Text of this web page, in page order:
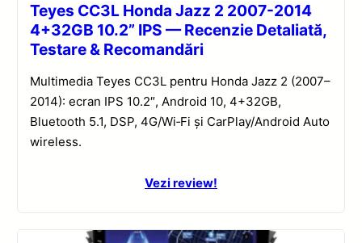
Teyes CC3L Honda Jazz 2 2007-2014
4+32GB 10.2” IPS — Recenzie Detaliată,
Testare & Recomandări
Multimedia Teyes CC3L pentru Honda Jazz 2 (2007–
2014): ecran IPS 10.2″, Android 10, 4+32GB,
Bluetooth 5.1, DSP, 4G/Wi‑Fi și CarPlay/Android Auto
wireless.
Vezi review!